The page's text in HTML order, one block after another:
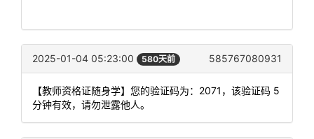
2025-01-04 05:23:00 580天前 585767080931
【教师资格证随身学】您的验证码为：2071，该验证码 5
分钟有效，请勿泄露他人。